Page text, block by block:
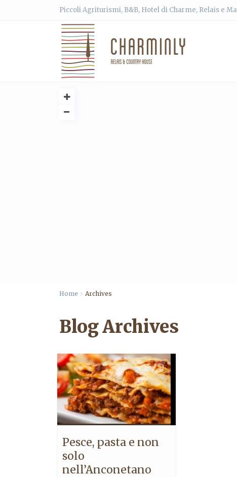
Piccoli Agriturismi, B&B, Hotel di Charme, Relais e
Home Archives
Blog Archives
Pesce, pasta e non
solo
nell’Anconetano